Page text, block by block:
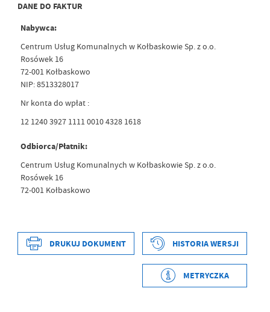
DANE DO FAKTUR
Nabywca:
Centrum Usług Komunalnych w Kołbaskowie Sp. z o.o.
Rosówek 16
72-001 Kołbaskowo
NIP: 8513328017
Nr konta do wpłat :
12 1240 3927 1111 0010 4328 1618
Odbiorca/Płatnik:
Centrum Usług Komunalnych w Kołbaskowie Sp. z o.o.
Rosówek 16
72-001 Kołbaskowo
Data wytworzenia 2025-04-25 14:17:41
Rafał Łysiak
2025-04-25 14:17:41
DRUKUJ DOKUMENT HISTORIA WERSJI
METRYCZKA